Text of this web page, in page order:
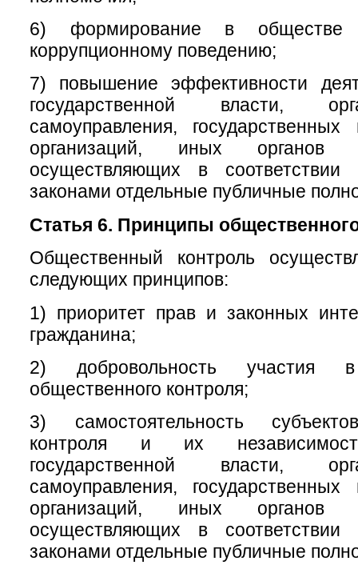
6) формирование в обществе
коррупционному поведению;
7) повышение эффективности
государственной власти,
самоуправления,
организаций, иных органов
осуществляющих в
законами отдельные публичные
Статья 6. Принципы
Общественный контроль
следующих принципов:
1) приоритет прав и законных
гражданина;
2) добровольность участия в
общественного контроля;
3) самостоятельность
контроля и их
государственной власти,
самоуправления,
организаций, иных органов
осуществляющих в
законами отдельные публичные